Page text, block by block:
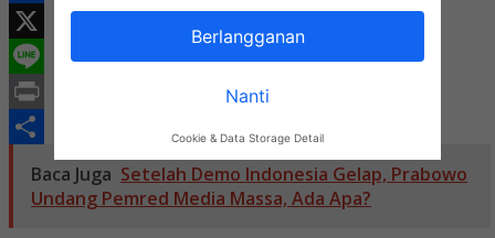
Facebook
X
Line
Print
Share
Baca Juga Setelah Demo Indonesia Gelap, Prabowo
Undang Pemred Media Massa, Ada Apa?
Berlangganan
Nanti
Cookie & Data Storage Detail